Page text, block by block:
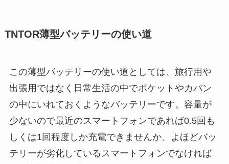
TNTOR薄型バッテリーの使い道
この薄型バッテリーの使い道としては、旅行用や
出張用ではなく日常生活の中でポケットやカバン
の中にいれておくようなバッテリーです。容量が
少ないので最近のスマートフォンであれば0.5回も
しくは1回程度しか充電できませんか、よほどバッ
テリーが劣化しているスマートフォンでなければ